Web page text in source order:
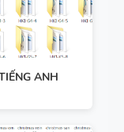
ANH